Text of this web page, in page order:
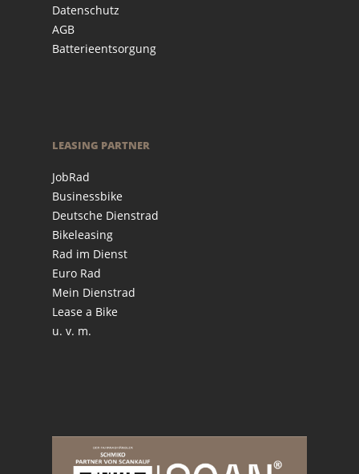
Datenschutz
AGB
Batterieentsorgung
LEASING PARTNER
JobRad
Businessbike
Deutsche Dienstrad
Bikeleasing
Rad im Dienst
Euro Rad
Mein Dienstrad
Lease a Bike
u. v. m.